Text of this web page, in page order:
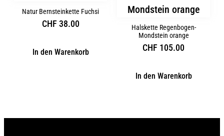
Natur Bernsteinkette Fuchsi
CHF 38.00
In den Warenkorb
Halskette Regenbogen-
Mondstein orange
CHF 105.00
In den Warenkorb